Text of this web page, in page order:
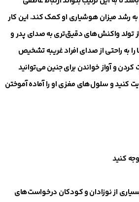
به رشد میزان هوشیاری او کمک کند. این کار
واکنش‌های دقیق‌تری به صدای پدر و
به راحتی از صدای افراد غریبه تشخیص
و آواز خواندن برای جنین می‌توانید
کنید و سلول‌های مغزی او را آماده آموختن
کنید
از نوزادان و کودکان درخواست‌های